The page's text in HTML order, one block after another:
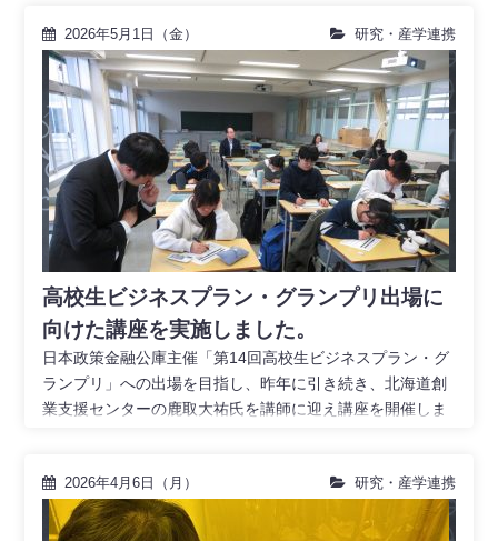
2026年5月1日（金） 研究・産学連携
高校生ビジネスプラン・グランプリ出場に
向けた講座を実施しました。
日本政策金融公庫主催「第14回高校生ビジネスプラン・グ
ランプリ」への出場を目指し、昨年に引き続き、北海道創
業支援センターの鹿取大祐氏を講師に迎え講座を開催しま
2026年4月6日（月） 研究・産学連携